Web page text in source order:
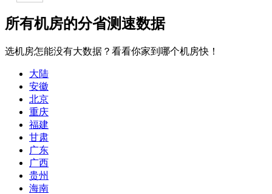
所有机房的分省测速数据
选机房怎能没有大数据？看看你家到哪个机房快！
大陆
安徽
北京
重庆
福建
甘肃
广东
广西
贵州
海南